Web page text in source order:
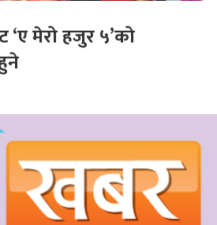
‘ए मेरो हजुर ५’को